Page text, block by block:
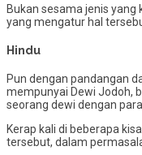
Bukan sesama jenis yang
yang mengatur hal
Hindu
Pun dengan pandangan
mempunyai Dewi Jodoh,
seorang dewi dengan
Kerap kali di beberapa
tersebut, dalam